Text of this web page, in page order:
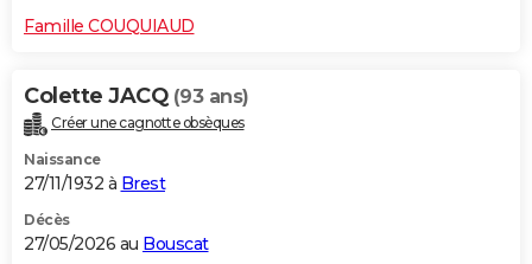
Famille COUQUIAUD
Colette JACQ (93 ans)
Créer une cagnotte obsèques
Naissance
27/11/1932 à Brest
Décès
27/05/2026 au Bouscat